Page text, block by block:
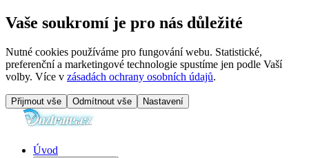
Vaše soukromí je pro nás důležité
Nutné cookies používáme pro fungování webu. Statistické,
preferenční a marketingové technologie spustíme jen podle Vaší
volby. Více v zásadách ochrany osobních údajů.
Přijmout vše Odmítnout vše Nastavení
Úvod